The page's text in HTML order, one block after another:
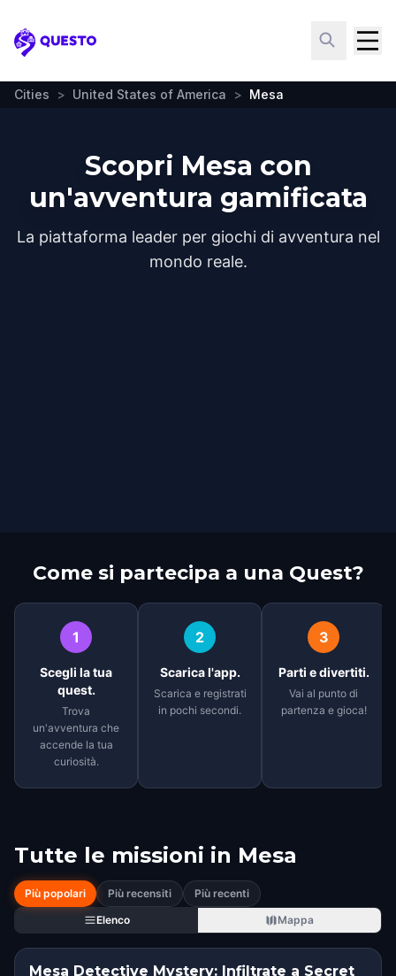
Questo
Cities > United States of America > Mesa
Scopri Mesa con
un'avventura gamificata
La piattaforma leader per giochi di avventura nel
mondo reale.
Come si partecipa a una Quest?
1
Scegli la tua
quest.
Trova
un'avventura che
accende la tua
curiosità.
2
Scarica l'app.
Scarica e registrati
in pochi secondi.
3
Parti e divertiti.
Vai al punto di
partenza e gioca!
Tutte le missioni in Mesa
Più popolari Più recensiti
Più recenti
Elenco
Mappa
Mesa Detective Mystery: Infiltrate a Secret